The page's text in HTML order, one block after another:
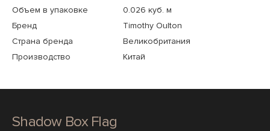
Объем в упаковке
0.026 куб. м
Бренд
Timothy Oulton
Страна бренда
Великобритания
Производство
Китай
Shadow Box Flag